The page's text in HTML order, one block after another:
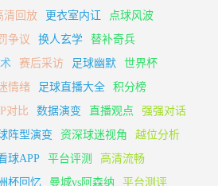
清回放 更衣室内讧
点球风波
争议 换人玄学
替补奇兵
赛后采访 足球幽默
世界杯
情绪 足球直播大全
积分榜
对比 数据演变 直播观点
强强对话
阵型演变 资深球迷视角
越位分析
球APP 平台评测
高清流畅
杯回忆 曼城vs阿森纳
平台测评